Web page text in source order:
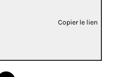
Copier le lien